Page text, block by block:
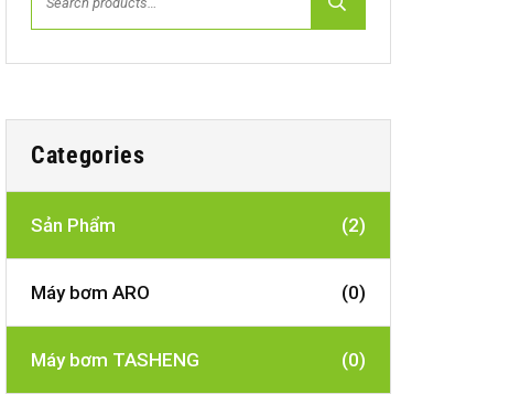
Categories
Sản Phẩm (2)
Máy bơm ARO (0)
Máy bơm TASHENG (0)